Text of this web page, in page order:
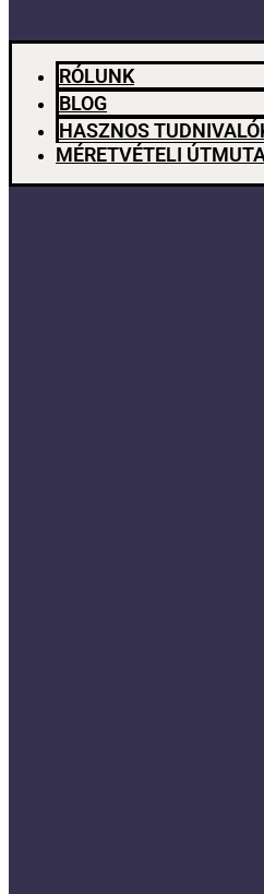
RÓLUNK
BLOG
HASZNOS
MÉRETVÉTELI